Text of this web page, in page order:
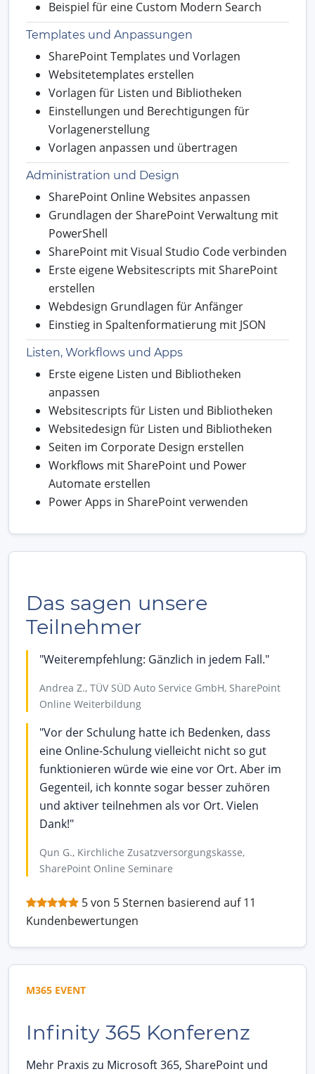
Beispiel für eine Custom Modern Search
Templates und Anpassungen
SharePoint Templates und Vorlagen
Websitetemplates erstellen
Vorlagen für Listen und Bibliotheken
Einstellungen und Berechtigungen für
Vorlagenerstellung
Vorlagen anpassen und übertragen
Administration und Design
SharePoint Online Websites anpassen
Grundlagen der SharePoint Verwaltung mit
PowerShell
SharePoint mit Visual Studio Code verbinden
Erste eigene Websitescripts mit SharePoint
erstellen
Webdesign Grundlagen für Anfänger
Einstieg in Spaltenformatierung mit JSON
Listen, Workflows und Apps
Erste eigene Listen und Bibliotheken
anpassen
Websitescripts für Listen und Bibliotheken
Websitedesign für Listen und Bibliotheken
Seiten im Corporate Design erstellen
Workflows mit SharePoint und Power
Automate erstellen
Power Apps in SharePoint verwenden
Das sagen unsere
Teilnehmer
"Weiterempfehlung: Gänzlich in jedem Fall."
Andrea Z., TÜV SÜD Auto Service GmbH, SharePoint
Online Weiterbildung
"Vor der Schulung hatte ich Bedenken, dass
eine Online-Schulung vielleicht nicht so gut
funktionieren würde wie eine vor Ort. Aber im
Gegenteil, ich konnte sogar besser zuhören
und aktiver teilnehmen als vor Ort. Vielen
Dank!"
Qun G., Kirchliche Zusatzversorgungskasse,
SharePoint Online Seminare
5 von 5 Sternen basierend auf 11
Kundenbewertungen
M365 EVENT
Infinity 365 Konferenz
Mehr Praxis zu Microsoft 365, SharePoint und